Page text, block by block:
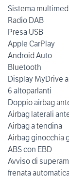
Sistema
Radio DAB
Presa USB
Apple CarPlay
Android Auto
Bluetooth
Display MyDrive
6 altoparlanti
Doppio airbag
Airbag laterali
Airbag a tendina
Airbag ginocchia
ABS con EBD
Avviso di
frenata